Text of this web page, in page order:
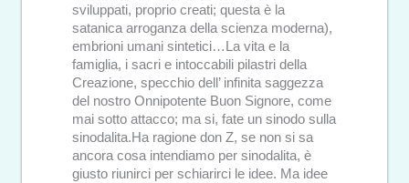
sviluppati, proprio creati; questa è la
satanica arroganza della scienza moderna),
embrioni umani sintetici…La vita e la
famiglia, i sacri e intoccabili pilastri della
Creazione, specchio dell’ infinita saggezza
del nostro Onnipotente Buon Signore, come
mai sotto attacco; ma si, fate un sinodo sulla
sinodalita.Ha ragione don Z, se non si sa
ancora cosa intendiamo per sinodalita, è
giusto riunirci per schiarirci le idee. Ma idee